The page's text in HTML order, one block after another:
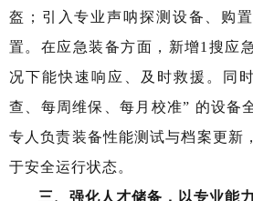
盔；引入专业声呐探测设备、购
置。在应急装备方面，新增1搜应
况下能快速响应、及时救援。同
查、每周维保、每月校准” 的设备
专人负责装备性能测试与档案更新
于安全运行状态。
三、强化人才储备，以专业能